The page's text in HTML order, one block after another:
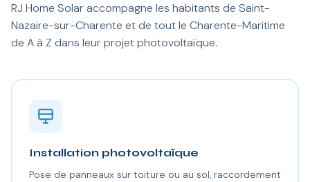
RJ Home Solar accompagne les habitants de Saint-
Nazaire-sur-Charente et de tout le Charente-Maritime
de A à Z dans leur projet photovoltaïque.
Installation photovoltaïque
Pose de panneaux sur toiture ou au sol, raccordement